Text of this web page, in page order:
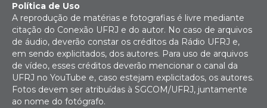
Política de Uso
A reprodução de matérias e fotografias é livre mediante
citação do Conexão UFRJ e do autor. No caso de arquivos
de áudio, deverão constar os créditos da Rádio UFRJ e,
em sendo explicitados, dos autores. Para uso de arquivos
de vídeo, esses créditos deverão mencionar o canal da
UFRJ no YouTube e, caso estejam explicitados, os autores.
Fotos devem ser atribuídas à SGCOM/UFRJ, juntamente
ao nome do fotógrafo.